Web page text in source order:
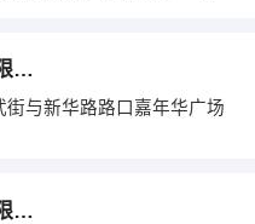
潍坊英信信息科技有限公司
与新华路路口嘉年华广场
山东润峰电子科技有限公司